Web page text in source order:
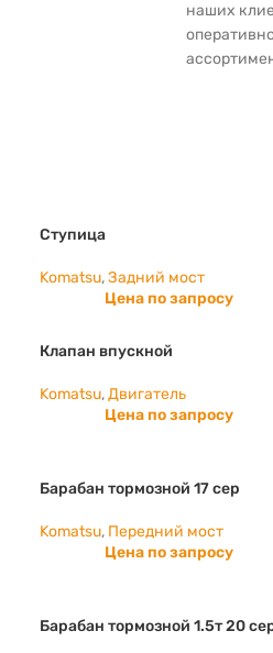
наших
Ступица
Komatsu,Задний мост
Цена по запросу
Клапан впускной
Komatsu,Двигатель
Цена по запросу
Барабан тормозной 17 сер
Komatsu, Передний мост
Цена по запросу
Барабан тормозной 1.5т 20